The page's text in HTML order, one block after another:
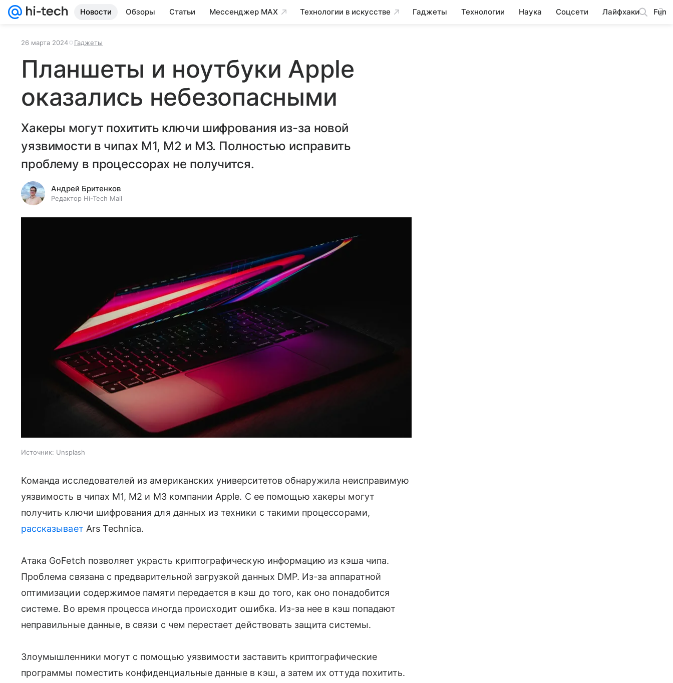
Новости Обзоры Статьи Мессенджер MAX Технологии в искусстве Гаджеты Технологии Наука Соцсети Лайфхаки Fun
26 марта 2024 Гаджеты
Планшеты и ноутбуки Apple
оказались небезопасными
Хакеры могут похитить ключи шифрования из-за новой
уязвимости в чипах M1, M2 и M3. Полностью исправить
проблему в процессорах не получится.
Андрей Бритенков
Редактор Hi-Tech Mail
Источник: Unsplash
Команда исследователей из американских университетов обнаружила неисправимую
уязвимость в чипах M1, M2 и M3 компании Apple. С ее помощью хакеры могут
получить ключи шифрования для данных из техники с такими процессорами,
рассказывает Ars Technica.
Атака GoFetch позволяет украсть криптографическую информацию из кэша чипа.
Проблема связана с предварительной загрузкой данных DMP. Из-за аппаратной
оптимизации содержимое памяти передается в кэш до того, как оно понадобится
системе. Во время процесса иногда происходит ошибка. Из-за нее в кэш попадают
неправильные данные, в связи с чем перестает действовать защита системы.
Злоумышленники могут с помощью уязвимости заставить криптографические
программы поместить конфиденциальные данные в кэш, а затем их оттуда похитить.